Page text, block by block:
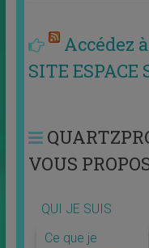
Accédez
SITE
VOUS
QUI JE SUIS
Ce que je